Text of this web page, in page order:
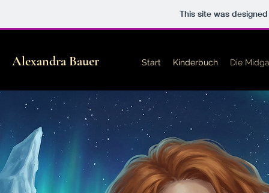
This site was
Alexandra Bauer Start Kinderbuch Die